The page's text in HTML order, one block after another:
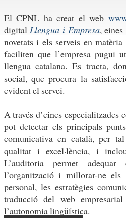
El CPNL ha creat el web
digitalLlengua i Empresa,
novetats i els serveis en
faciliten que l’empresa pugui
llengua catalana. Es tracta,
social, que procura la
evident el servei.
A través d’eines
pot detectar els principals
comunicativa en català, per
qualitat i excel·lència, i
L’auditoria permet
l’organització i millorar-ne
personal, les estratègies
traducció del web
l’autonomia lingüística.